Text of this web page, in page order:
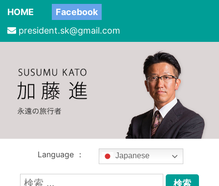
HOME
Facebook
president.sk@gmail.com
Language ： Japanese
検